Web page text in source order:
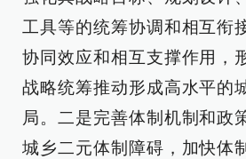
工具等的统筹协调和相互衔
协同效应和相互支撑作用，
战略统筹推动形成高水平的
局。二是完善体制机制和政
城乡二元体制障碍，加快体